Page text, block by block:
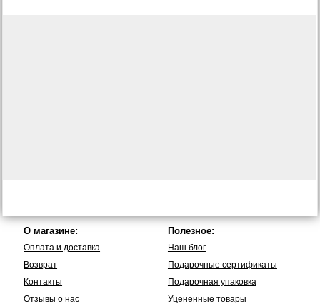
О магазине:
Оплата и доставка
Возврат
Контакты
Отзывы о нас
Полезное:
Наш блог
Подарочные сертификаты
Подарочная упаковка
Уцененные товары